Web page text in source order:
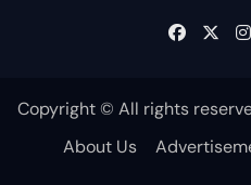
Copyright © All rights
About Us